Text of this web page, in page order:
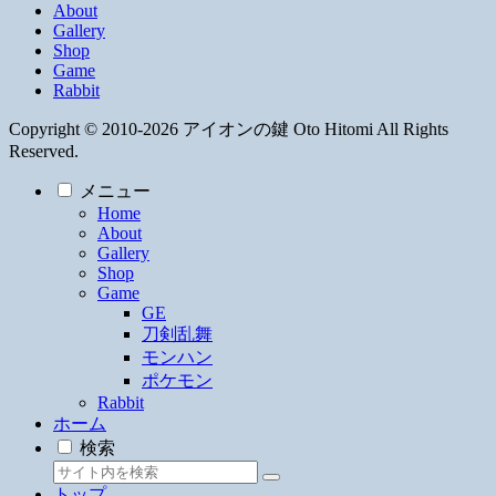
About
Gallery
Shop
Game
Rabbit
Copyright © 2010-2026 アイオンの鍵 Oto Hitomi All Rights
Reserved.
メニュー
Home
About
Gallery
Shop
Game
GE
刀剣乱舞
モンハン
ポケモン
Rabbit
ホーム
検索